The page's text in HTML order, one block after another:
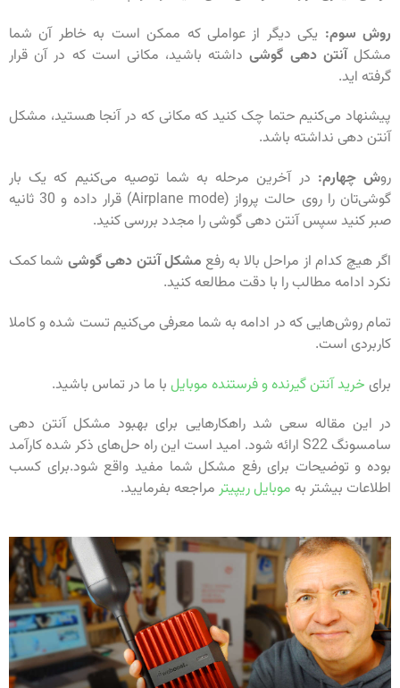
روش سوم: یکی دیگر از عواملی که ممکن است به خاطر آن شما
مشکلآنتن دهی گوشیداشته باشید، مکانی است که در آن قرار
گرفته اید.
پیشنهاد می‌کنیم حتما چک کنید که مکانی که در آنجا هستید، مشکل
آنتن دهی نداشته باشد.
روش چهارم: در آخرین مرحله به شما توصیه می‌کنیم که یک بار
گوشی‌تان را روی حالت پرواز (Airplane mode) قرار داده و 30 ثانیه
صبر کنید سپس آنتن دهی گوشی را مجدد بررسی کنید.
اگر هیچ کدام از مراحل بالا به رفع مشکل آنتن دهی گوشی شما کمک
نکرد ادامه مطالب را با دقت مطالعه کنید.
تمام روش‌هایی که در ادامه به شما معرفی می‌کنیم تست شده و کاملا
کاربردی است.
برای خرید آنتن گیرنده و فرستنده موبایل با ما در تماس باشید.
در این مقاله سعی شد راهکارهایی برای بهبود مشکل آنتن دهی
سامسونگ S22 ارائه شود. امید است این راه‌‌ حل‌های ذکر شده کارآمد
بوده و توضیحات برای رفع مشکل شما مفید واقع شود.برای کسب
اطلاعات بیشتر به موبایل ریپیتر مراجعه بفرمایید.